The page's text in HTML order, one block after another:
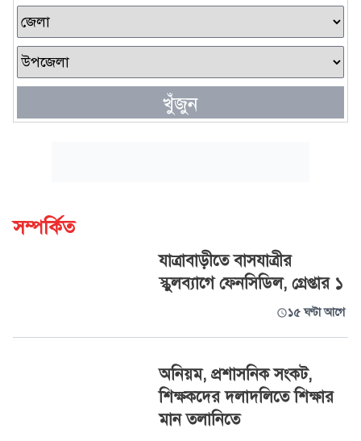
খুঁজুন
সম্পর্কিত
যাত্রাবাড়ীতে বাসযাত্রীর
স্কুলব্যাগে ফেনসিডিল, গ্রেপ্তার ১
১৫ ঘণ্টা আগে
অনিয়ম, প্রশাসনিক সংকট,
শিক্ষকদের দলাদলিতে শিক্ষার
মান তলানিতে